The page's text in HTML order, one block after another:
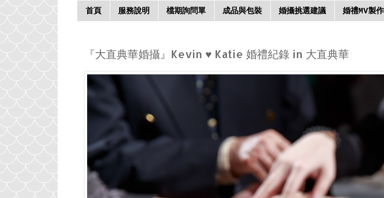
首頁 服務說明 檔期詢問單 成品與包裝 婚攝挑選建議 婚禮MV製作
『大直典華婚攝』Kevin ♥ Katie 婚禮紀錄 in 大直典華